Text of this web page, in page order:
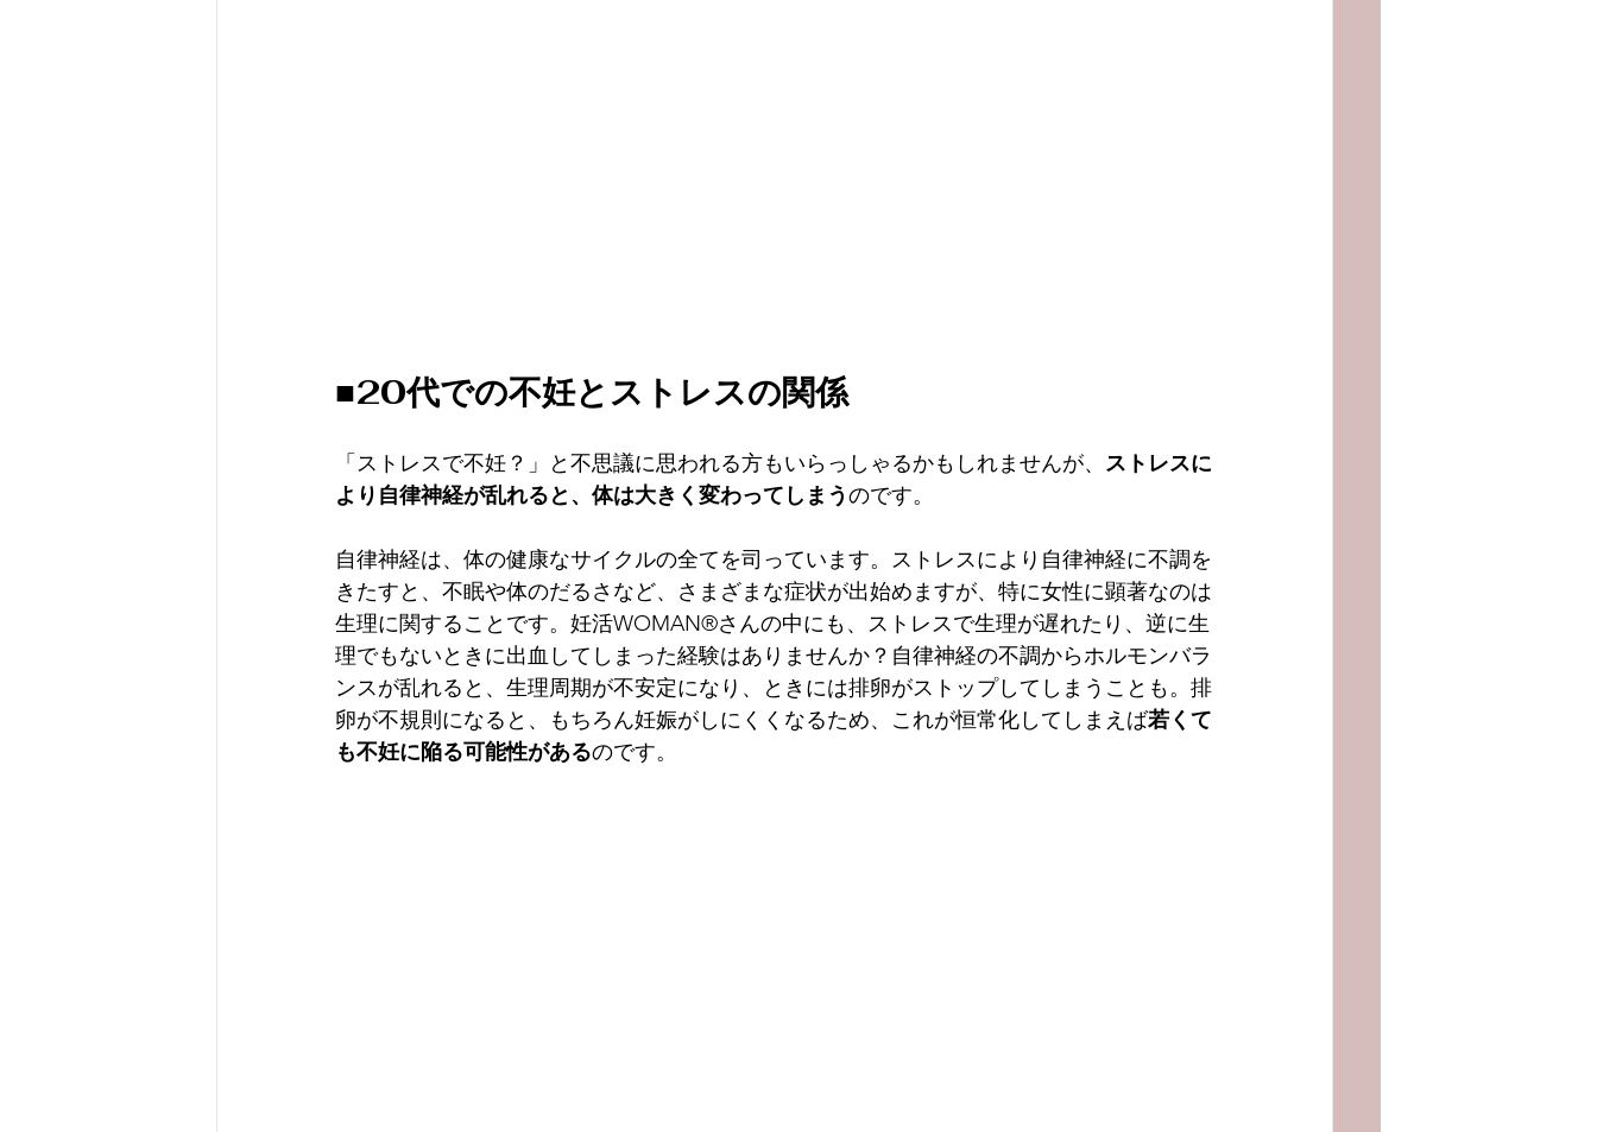
■20代での不妊とストレスの関係
「ストレスで不妊？」と不思議に思われる方もいらっしゃるかもしれませんが、 ストレスに
より自律神経が乱れると、体は大きく変わってしまうのです。
自律神経は、体の健康なサイクルの全てを司っています。ストレスにより自律神経に不調を
きたすと、不眠や体のだるさなど、さまざまな症状が出始めますが、特に女性に顕著なのは
生理に関することです。妊活WOMAN®さんの中にも、ストレスで生理が遅れたり、逆に生
理でもないときに出血してしまった経験はありませんか？自律神経の不調からホルモンバラ
ンスが乱れると、生理周期が不安定になり、ときには排卵がストップしてしまうことも。排
卵が不規則になると、もちろん妊娠がしにくくなるため、これが恒常化してしまえば若くて
も不妊に陥る可能性があるのです。